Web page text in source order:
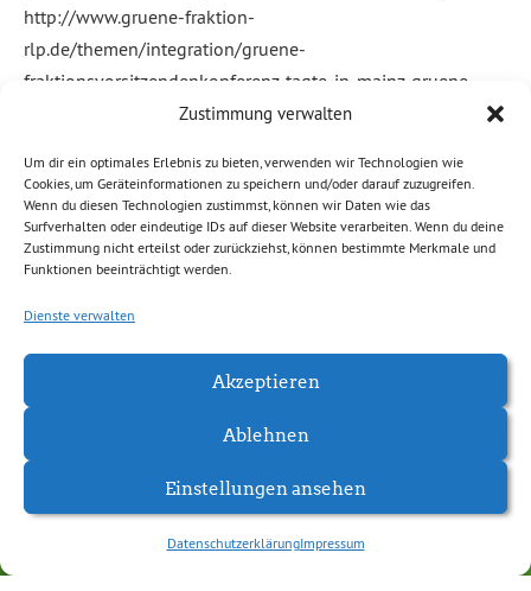
Zustimmung verwalten
Um dir ein optimales Erlebnis zu bieten, verwenden wir Technologien wie
Cookies, um Geräteinformationen zu speichern und/oder darauf zuzugreifen.
Wenn du diesen Technologien zustimmst, können wir Daten wie das
Surfverhalten oder eindeutige IDs auf dieser Website verarbeiten. Wenn du deine
Zustimmung nicht erteilst oder zurückziehst, können bestimmte Merkmale und
Funktionen beeinträchtigt werden.
Dienste verwalten
Akzeptieren
Ablehnen
Einstellungen ansehen
DatenschutzerklärungImpressum
http://www.gruene-fraktion-
rlp.de/themen/integration/gruene-
fraktionsvorsitzendenkonferenz-tagte-in-mainz-gruene-
wege-fuer-erfolgreiche-integration-und-konsequenten-
Weiterlesen
Abgelegt unter: Allgemein